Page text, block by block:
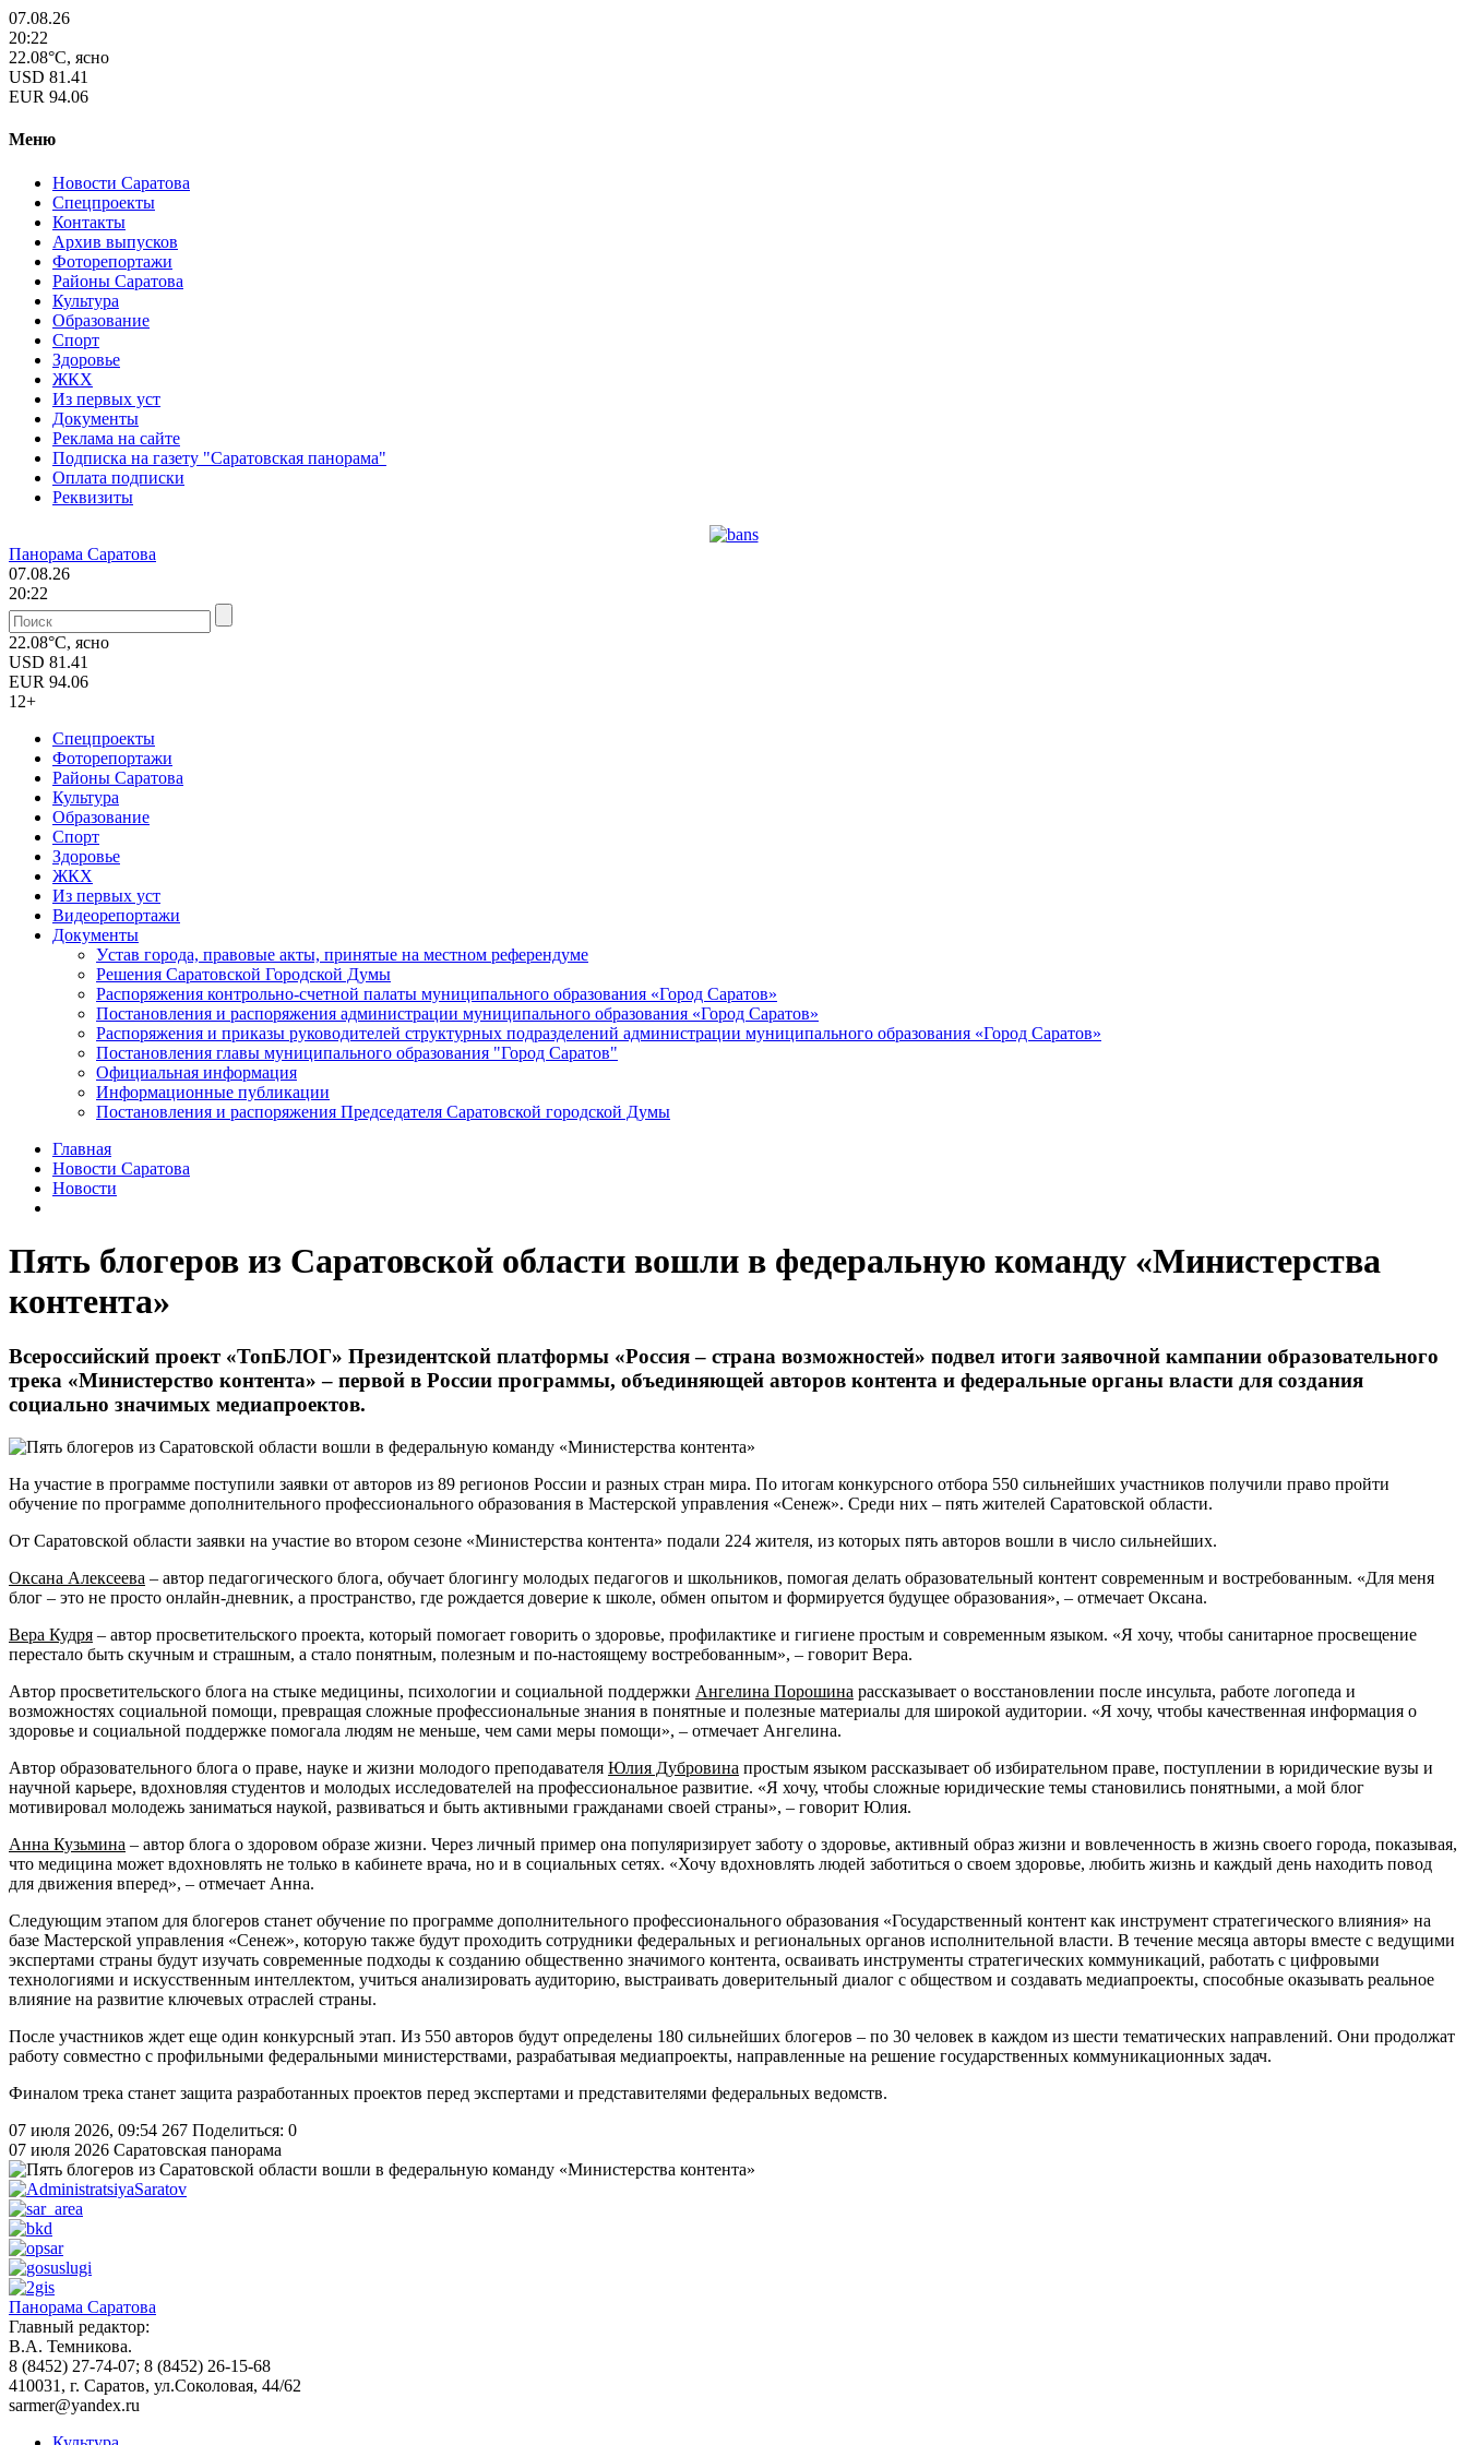
07.08.26
20:22
22.08°C, ясно
USD 81.41
EUR 94.06
Меню
Новости Саратова
Спецпроекты
Контакты
Архив выпусков
Фоторепортажи
Районы Саратова
Культура
Образование
Спорт
Здоровье
ЖКХ
Из пеpвых уст
Документы
Реклама на сайте
Подписка на газету "Саратовская панорама"
Оплата подписки
Реквизиты
Панорама Саратова
07.08.26
20:22
22.08°C, ясно
USD 81.41
EUR 94.06
12+
Спецпроекты
Фоторепортажи
Районы Саратова
Культура
Образование
Спорт
Здоровье
ЖКХ
Из пеpвых уст
Видеорепортажи
Документы
Уcтав города, правовые акты, принятые на местном референдуме
Решения Саратовской Городской Думы
Распоряжения контрольно-счетной палаты муниципального образования «Город Саратов»
Постановления и распоряжения администрации муниципального образования «Город Саратов»
Распоряжения и приказы руководителей структурных подразделений администрации муниципального образования «Город Саратов»
Постановления главы муниципального образования "Город Саратов"
Официальная информация
Информационные публикации
Постановления и распоряжения Председателя Саратовской городской Думы
Главная
Новости Саратова
Новости
Пять блогеров из Саратовской области вошли в федеральную команду «Министерства
контента»
Всероссийский проект «ТопБЛОГ» Президентской платформы «Россия – страна возможностей» подвел итоги заявочной кампании образовательного
трека «Министерство контента» – первой в России программы, объединяющей авторов контента и федеральные органы власти для создания
социально значимых медиапроектов.
На участие в программе поступили заявки от авторов из 89 регионов России и разных стран мира. По итогам конкурсного отбора 550 сильнейших участников получили право пройти
обучение по программе дополнительного профессионального образования в Мастерской управления «Сенеж». Среди них – пять жителей Саратовской области.
От Саратовской области заявки на участие во втором сезоне «Министерства контента» подали 224 жителя, из которых пять авторов вошли в число сильнейших.
Оксана Алексеева – автор педагогического блога, обучает блогингу молодых педагогов и школьников, помогая делать образовательный контент современным и востребованным. «Для меня
блог – это не просто онлайн-дневник, а пространство, где рождается доверие к школе, обмен опытом и формируется будущее образования», – отмечает Оксана.
Вера Кудря – автор просветительского проекта, который помогает говорить о здоровье, профилактике и гигиене простым и современным языком. «Я хочу, чтобы санитарное просвещение
перестало быть скучным и страшным, а стало понятным, полезным и по-настоящему востребованным», – говорит Вера.
Автор просветительского блога на стыке медицины, психологии и социальной поддержки Ангелина Порошина рассказывает о восстановлении после инсульта, работе логопеда и
возможностях социальной помощи, превращая сложные профессиональные знания в понятные и полезные материалы для широкой аудитории. «Я хочу, чтобы качественная информация о
здоровье и социальной поддержке помогала людям не меньше, чем сами меры помощи», – отмечает Ангелина.
Автор образовательного блога о праве, науке и жизни молодого преподавателя Юлия Дубровина простым языком рассказывает об избирательном праве, поступлении в юридические вузы и
научной карьере, вдохновляя студентов и молодых исследователей на профессиональное развитие. «Я хочу, чтобы сложные юридические темы становились понятными, а мой блог
мотивировал молодежь заниматься наукой, развиваться и быть активными гражданами своей страны», – говорит Юлия.
Анна Кузьмина – автор блога о здоровом образе жизни. Через личный пример она популяризирует заботу о здоровье, активный образ жизни и вовлеченность в жизнь своего города, показывая,
что медицина может вдохновлять не только в кабинете врача, но и в социальных сетях. «Хочу вдохновлять людей заботиться о своем здоровье, любить жизнь и каждый день находить повод
для движения вперед», – отмечает Анна.
Следующим этапом для блогеров станет обучение по программе дополнительного профессионального образования «Государственный контент как инструмент стратегического влияния» на
базе Мастерской управления «Сенеж», которую также будут проходить сотрудники федеральных и региональных органов исполнительной власти. В течение месяца авторы вместе с ведущими
экспертами страны будут изучать современные подходы к созданию общественно значимого контента, осваивать инструменты стратегических коммуникаций, работать с цифровыми
технологиями и искусственным интеллектом, учиться анализировать аудиторию, выстраивать доверительный диалог с обществом и создавать медиапроекты, способные оказывать реальное
влияние на развитие ключевых отраслей страны.
После участников ждет еще один конкурсный этап. Из 550 авторов будут определены 180 сильнейших блогеров – по 30 человек в каждом из шести тематических направлений. Они продолжат
работу совместно с профильными федеральными министерствами, разрабатывая медиапроекты, направленные на решение государственных коммуникационных задач.
Финалом трека станет защита разработанных проектов перед экспертами и представителями федеральных ведомств.
07 июля 2026, 09:54 267 Поделиться: 0
07 июля 2026 Саратовская панорама
Панорама Саратова
Главный редактор:
В.А. Темникова.
8 (8452) 27-74-07; 8 (8452) 26-15-68
410031, г. Саратов, ул.Соколовая, 44/62
sarmer@yandex.ru